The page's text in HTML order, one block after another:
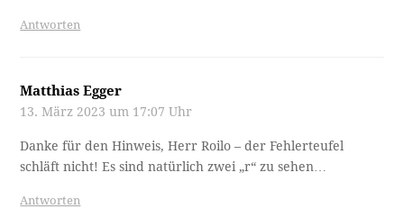
Antworten
Matthias Egger
13. März 2023 um 17:07 Uhr
Danke für den Hinweis, Herr Roilo – der Fehlerteufel
schläft nicht! Es sind natürlich zwei „r“ zu sehen…
Antworten